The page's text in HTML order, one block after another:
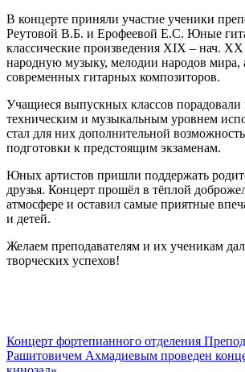
В концерте приняли участие ученики
Реутовой В.Б. и Ерофеевой Е.С. Юные
классические произведения XIX – нач.
народную музыку, мелодии народов мира,
современных гитарных композиторов.
Учащиеся выпускных классов
техническим и музыкальным уровнем
стал для них дополнительной
подготовки к предстоящим экзаменам.
Юных артистов пришли поддержать
друзья. Концерт прошёл в тёплой
атмосфере и оставил самые приятные
и детей.
Желаем преподавателям и их ученикам
творческих успехов!
Концерт фортепианного отделения
Рашитовичем Ахмадиевым проведен